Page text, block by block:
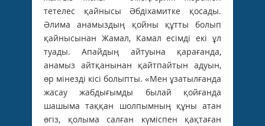
тетелес қайнысы Әбдіхамитке қосады.
Әлима анамыздың қойны құтты болып
қайнысынан Жамал, Камал есімді екі ұл
туады. Апайдың айтуына қарағанда,
анамыз айтқанынан қайтпайтын адуын,
өр мінезді кісі болыпты. «Мен ұзатылғанда
жасау жабдығымды былай қойғанда
шашыма таққан шолпымның құны атан
өгіз, қолыма салған күміспен қақтаған